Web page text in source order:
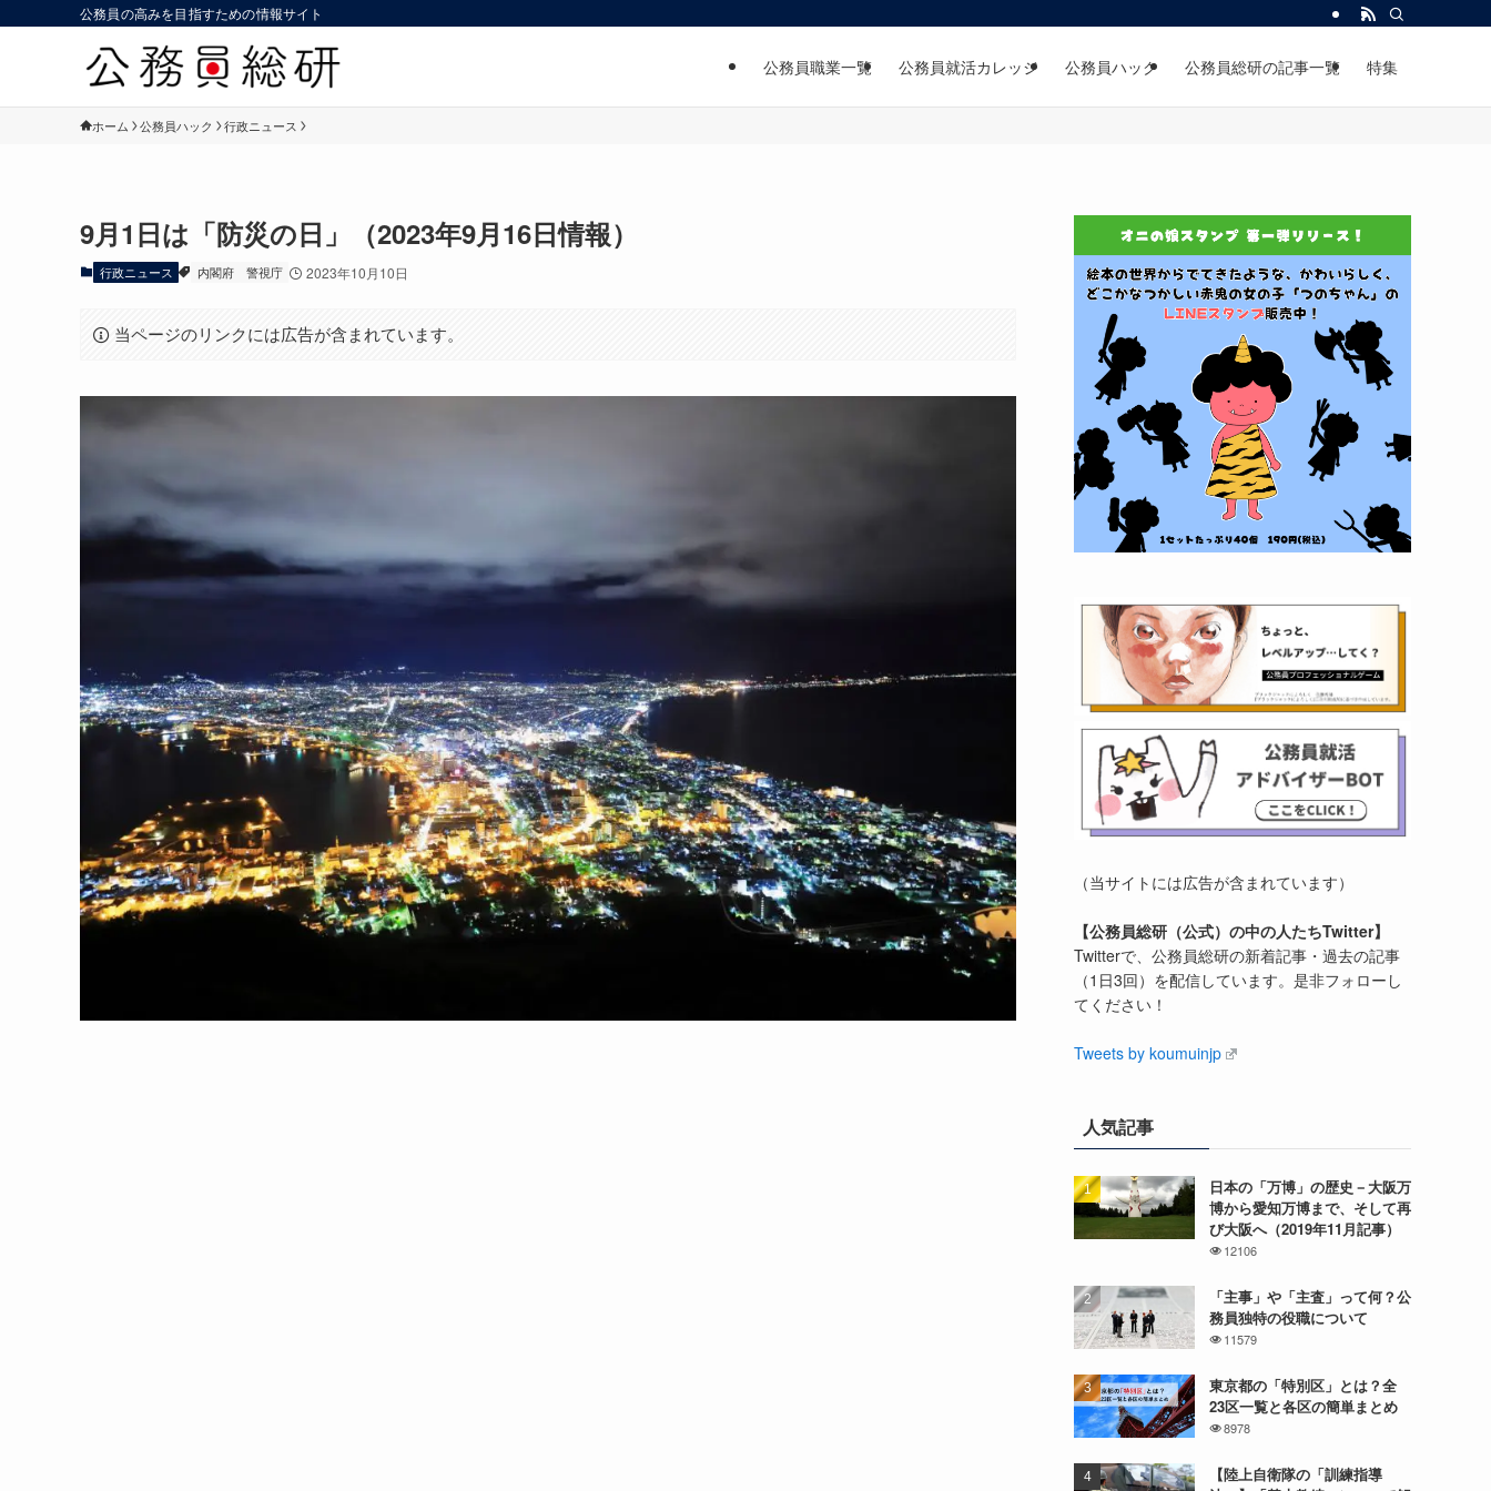
公務員の高みを目指すための情報サイト
公務員職業一覧 公務員就活カレッジ 公務員ハック 公務員総研の記事一覧 特集
ホーム 公務員ハック 行政ニュース
9月1日は「防災の日」（2023年9月16日情報）
行政ニュース 内閣府 警視庁 2023年10月10日
当ページのリンクには広告が含まれています。
（当サイトには広告が含まれています）
【公務員総研（公式）の中の人たちTwitter】
Twitterで、公務員総研の新着記事・過去の記事
（1日3回）を配信しています。是非フォローし
てください！
Tweets by koumuinjp
人気記事
日本の「万博」の歴史－大阪万
博から愛知万博まで、そして再
び大阪へ（2019年11月記事）
12106
「主事」や「主査」って何？公
務員独特の役職について
11579
東京都の「特別区」とは？全
23区一覧と各区の簡単まとめ
8978
【陸上自衛隊の「訓練指導